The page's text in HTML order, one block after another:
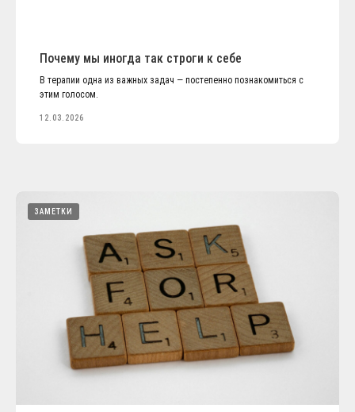
Почему мы иногда так строги к себе
В терапии одна из важных задач — постепенно познакомиться с
этим голосом.
12.03.2026
ЗАМЕТКИ